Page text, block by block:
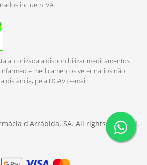
incluem IVA.
autorizada a disponibilizar medicamentos
e medicamentos veterinários não
distância, pela DGAV (e-mail:
d'Arrábida, SA. All rights reserved.